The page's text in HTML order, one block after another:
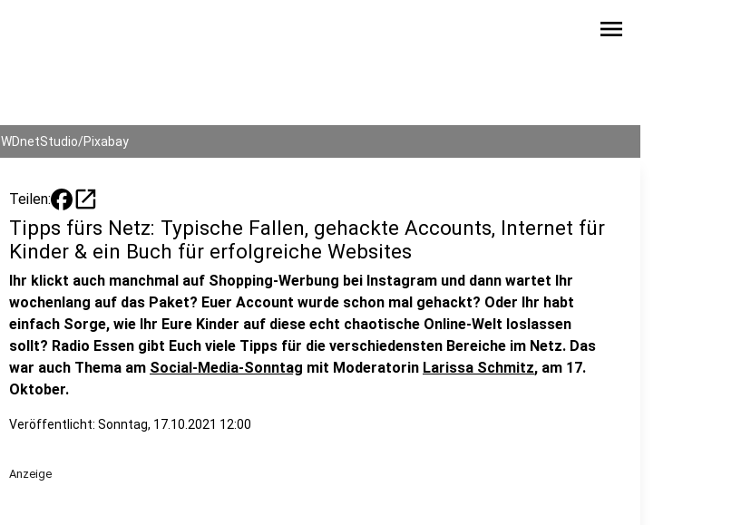
menu
WDnetStudio/Pixabay
Teilen: open_in_new
Tipps fürs Netz: Typische Fallen, gehackte Accounts, Internet für
Kinder & ein Buch für erfolgreiche Websites
Ihr klickt auch manchmal auf Shopping-Werbung bei Instagram und dann wartet Ihr
wochenlang auf das Paket? Euer Account wurde schon mal gehackt? Oder Ihr habt
einfach Sorge, wie Ihr Eure Kinder auf diese echt chaotische Online-Welt loslassen
sollt? Radio Essen gibt Euch viele Tipps für die verschiedensten Bereiche im Netz. Das
war auch Thema am Social-Media-Sonntag mit Moderatorin Larissa Schmitz, am 17.
Oktober.
Veröffentlicht: Sonntag, 17.10.2021 12:00
Anzeige